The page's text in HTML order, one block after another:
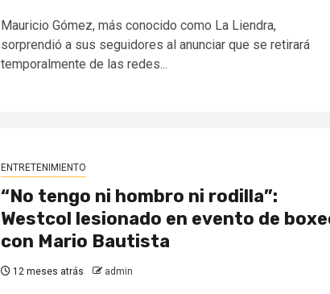
Mauricio Gómez, más conocido como La Liendra,
sorprendió a sus seguidores al anunciar que se retirará
temporalmente de las redes...
ENTRETENIMIENTO
“No tengo ni hombro ni rodilla”:
Westcol lesionado en evento de
con Mario Bautista
12 meses atrás admin